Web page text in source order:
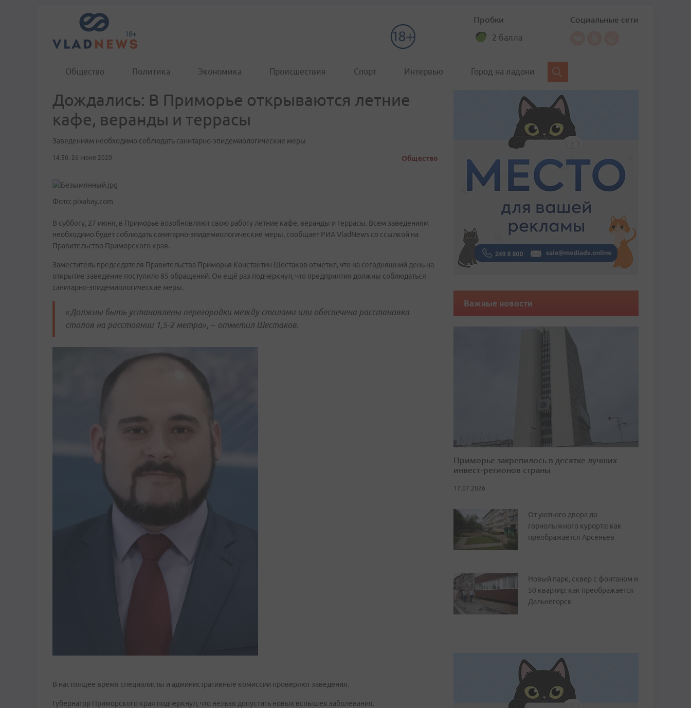
Пробки
2 балла
Социальные сети
Общество Политика Экономика Происшествия Спорт Интервью Город на ладони
Дождались: В Приморье открываются летние
кафе, веранды и террасы
Заведениям необходимо соблюдать санитарно-эпидемиологические меры
14:50, 26 июня 2020 Общество
Фото: pixabay.com
В субботу, 27 июня, в Приморье возобновляют свою работу летние кафе, веранды и террасы. Всем заведениям
необходимо будет соблюдать санитарно-эпидемиологические меры, сообщает РИА VladNews со ссылкой на
Правительство Приморского края.
Заместитель председателя Правительства Приморья Константин Шестаков отметил, что на сегодняшний день на
открытие заведение поступило 85 обращений. Он ещё раз подчеркнул, что предприятия должны соблюдаться
санитарно-эпидемиологические меры.
«Должны быть установлены перегородки между столами или обеспечена расстановка
столов на расстоянии 1,5-2 метра», – отметил Шестаков.
В настоящее время специалисты и административные комиссии проверяют заведения.
Губернатор Приморского края подчеркнул, что нельзя допустить новых вспышек заболевания.
Важные новости
Приморье закрепилось в десятке лучших
инвест-регионов страны
17.07.2026
От уютного двора до
горнолыжного курорта: как
преображается Арсеньев
Новый парк, сквер с фонтаном и
50 квартир: как преображается
Дальнегорск